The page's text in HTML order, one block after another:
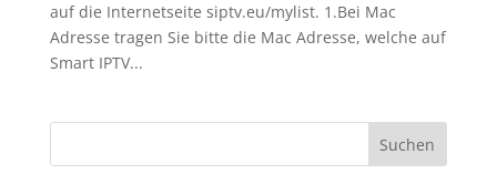
auf die Internetseite siptv.eu/mylist. 1.Bei Mac
Adresse tragen Sie bitte die Mac Adresse, welche auf
Smart IPTV...